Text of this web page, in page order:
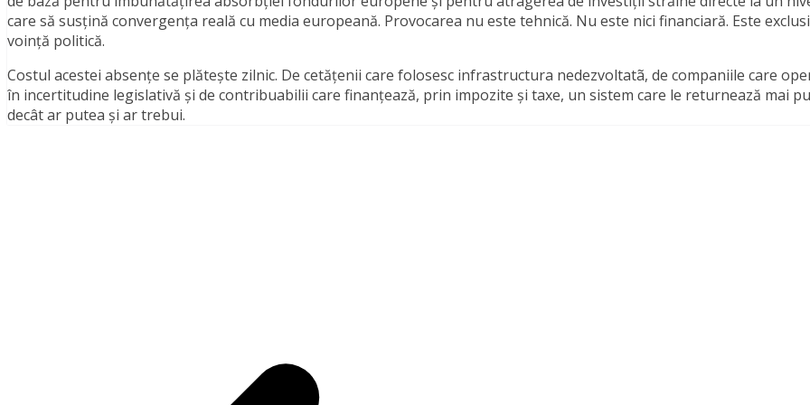
care să susțină convergența reală cu media europeană. Provocarea nu este tehnică. Nu este nici financiară. Este
voință politică.
Costul acestei absențe se plătește zilnic. De cetățenii care folosesc infrastructura nedezvoltatã, de companiile care
în incertitudine legislativă și de contribuabilii care finanțează, prin impozite și taxe, un sistem care le returnează mai
decât ar putea și ar trebui.